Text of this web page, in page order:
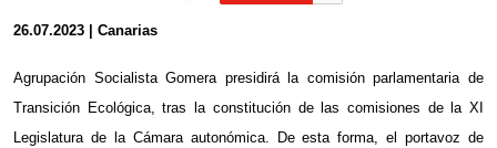
26.07.2023 | Canarias
Agrupación Socialista Gomera presidirá la comisión parlamentaria de
Transición Ecológica, tras la constitución de las comisiones de la XI
Legislatura de la Cámara autonómica. De esta forma, el portavoz de